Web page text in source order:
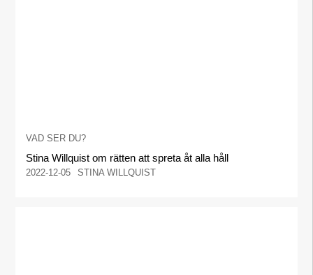
VAD SER DU?
Stina Willquist om rätten att spreta åt alla håll
2022-12-05 STINA WILLQUIST